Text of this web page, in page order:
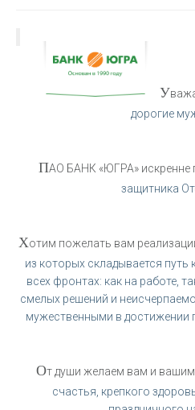
У
дорогие
ПАО БАНК «ЮГРА» искренне
защитника
Хотим пожелать вам
из которых складывается путь
всех фронтах: как на работе,
смелых решений и
мужественными в достижении
От души желаем вам и вашим
счастья, крепкого